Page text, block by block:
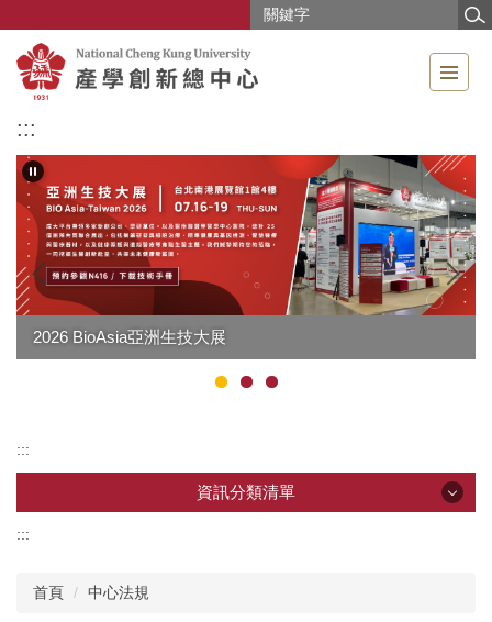
主
要
容
區
:::
2026 BioAsia亞洲生技大展
:::
資訊分類清單
:::
首頁 中心法規